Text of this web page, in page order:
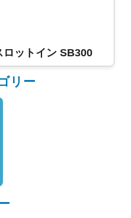
ットイン SB300
リー